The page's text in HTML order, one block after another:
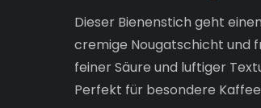
Dieser Bienenstich geht
cremige Nougatschicht und
feiner Säure und luftiger
Perfekt für besondere